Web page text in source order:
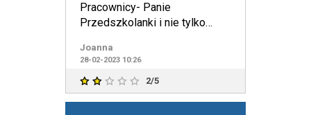
Pracownicy- Panie
Przedszkolanki i nie tylko
swoją pracę. P
Joanna
28-02-2023 10:26
2/5